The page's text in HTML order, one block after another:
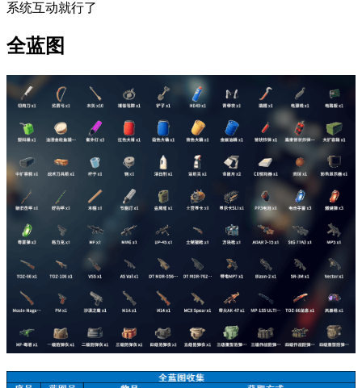
系统互动就行了
全蓝图